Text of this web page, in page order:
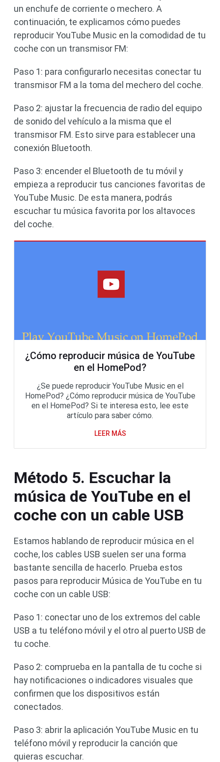
un enchufe de corriente o mechero. A
continuación, te explicamos cómo puedes
reproducir YouTube Music en la comodidad de tu
coche con un transmisor FM:
Paso 1: para configurarlo necesitas conectar tu
transmisor FM a la toma del mechero del coche.
Paso 2: ajustar la frecuencia de radio del equipo
de sonido del vehículo a la misma que el
transmisor FM. Esto sirve para establecer una
conexión Bluetooth.
Paso 3: encender el Bluetooth de tu móvil y
empieza a reproducir tus canciones favoritas de
YouTube Music. De esta manera, podrás
escuchar tu música favorita por los altavoces
del coche.
¿Cómo reproducir música de YouTube
en el HomePod?
¿Se puede reproducir YouTube Music en el
HomePod? ¿Cómo reproducir música de YouTube
en el HomePod? Si te interesa esto, lee este
artículo para saber cómo.
LEER MÁS
Método 5. Escuchar la
música de YouTube en el
coche con un cable USB
Estamos hablando de reproducir música en el
coche, los cables USB suelen ser una forma
bastante sencilla de hacerlo. Prueba estos
pasos para reproducir Música de YouTube en tu
coche con un cable USB:
Paso 1: conectar uno de los extremos del cable
USB a tu teléfono móvil y el otro al puerto USB de
tu coche.
Paso 2: comprueba en la pantalla de tu coche si
hay notificaciones o indicadores visuales que
confirmen que los dispositivos están
conectados.
Paso 3: abrir la aplicación YouTube Music en tu
teléfono móvil y reproducir la canción que
quieras escuchar.